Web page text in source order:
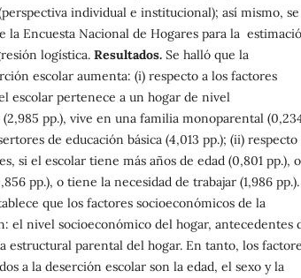
individual e institucional); así mismo, se
la Encuesta Nacional de Hogares para la
logística. Resultados. Se halló que la
escolar aumenta: (i) respecto a los factores
escolar pertenece a un hogar de nivel
pp.), vive en una familia monoparental
de educación básica (4,013 pp.); (ii) respecto
si el escolar tiene más años de edad (0,801 pp.),
pp.), o tiene la necesidad de trabajar (1,986 pp.).
que los factores socioeconómicos de la
el nivel socioeconómico del hogar, antecedentes
estructural parental del hogar. En tanto, los
a la deserción escolar son la edad, el sexo y la